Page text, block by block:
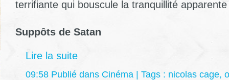
terrifiante qui bouscule la tranquillité
Suppôts de Satan
Lire la suite
09:58 Publié dans Cinéma | Tags : nicolas cage,